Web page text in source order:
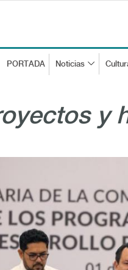
PORTADA Noticias
y